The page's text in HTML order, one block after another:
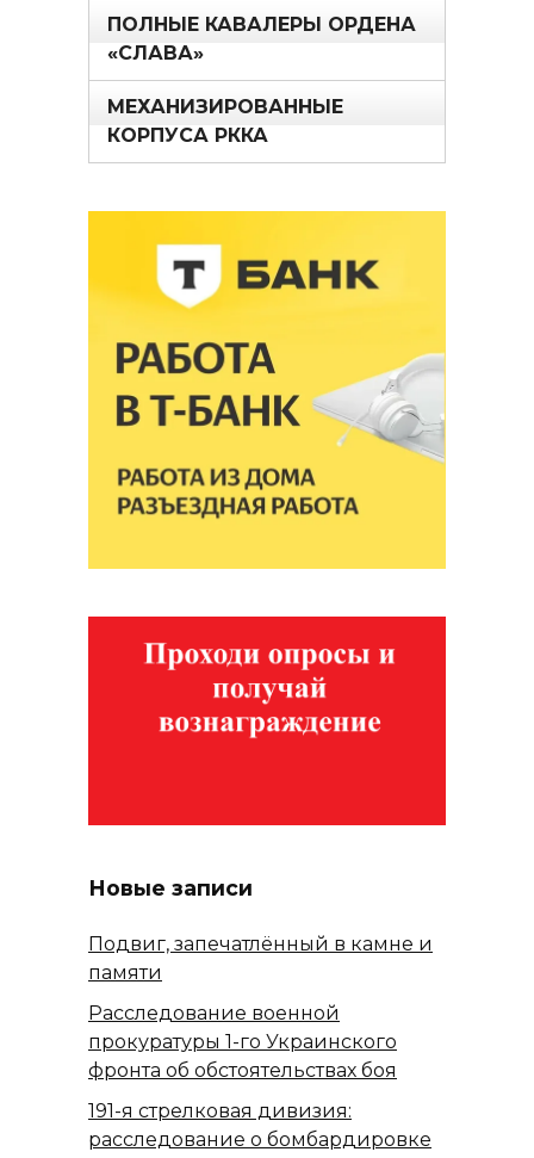
ПОЛНЫЕ КАВАЛЕРЫ ОРДЕНА
«СЛАВА»
МЕХАНИЗИРОВАННЫЕ
КОРПУСА РККА
Новые записи
Подвиг, запечатлённый в камне и
памяти
Расследование военной
прокуратуры 1-го Украинского
фронта об обстоятельствах боя
191-я стрелковая дивизия:
расследование о бомбардировке